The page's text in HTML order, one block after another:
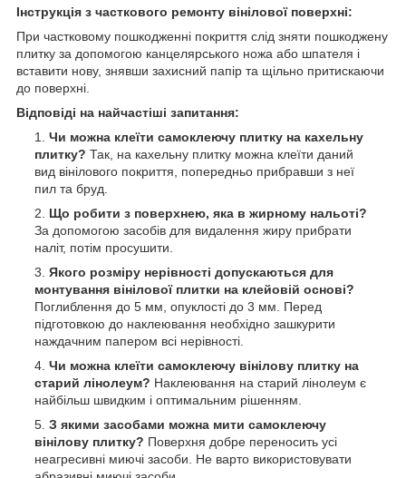
Інструкція з часткового ремонту вінілової поверхні:
При частковому пошкодженні покриття слід зняти пошкоджену
плитку за допомогою канцелярського ножа або шпателя і
вставити нову, знявши захисний папір та щільно притискаючи
до поверхні.
Відповіді на найчастіші запитання:
Чи можна клеїти самоклеючу плитку на кахельну
плитку? Так, на кахельну плитку можна клеїти даний
вид вінілового покриття, попередньо прибравши з неї
пил та бруд.
Що робити з поверхнею, яка в жирному нальоті?
За допомогою засобів для видалення жиру прибрати
наліт, потім просушити.
Якого розміру нерівності допускаються для
монтування вінілової плитки на клейовій основі?
Поглиблення до 5 мм, опуклості до 3 мм. Перед
підготовкою до наклеювання необхідно зашкурити
наждачним папером всі нерівності.
Чи можна клеїти самоклеючу вінілову плитку на
старий лінолеум? Наклеювання на старий лінолеум є
найбільш швидким і оптимальним рішенням.
З якими засобами можна мити самоклеючу
вінілову плитку? Поверхня добре переносить усі
неагресивні миючі засоби. Не варто використовувати